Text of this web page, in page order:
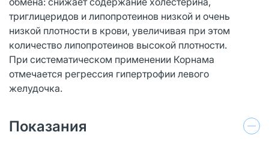
триглицеридов и липопротеинов низкой и очень
низкой плотности в крови, увеличивая при этом
количество липопротеинов высокой плотности.
При систематическом применении Корнама
отмечается регрессия гипертрофии левого
желудочка.
Показания